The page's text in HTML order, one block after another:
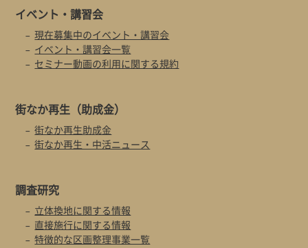
イベント・講習会
現在募集中のイベント・講習会
イベント・講習会一覧
セミナー動画の利用に関する規約
街なか再生 （助成金）
街なか再生助成金
街なか再生・中活ニュース
調査研究
立体換地に関する情報
直接施行に関する情報
特徴的な区画整理事業一覧